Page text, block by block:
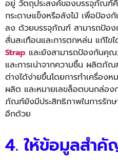
อยู่ วัตถุประสงค์ของบรรจุภัณ
กระดาษแข็งหรือลังไม้ เพื่อป้อง
ลง ด้วยบรรจุภัณฑ์ สามารถป้อง
สั่นสะเทือนและการตกหล่น แก้ไข
Strap และยังสามารถป้องกันคุ
และการเน่าจากความชื้น ผลิตภั
ต่างได้ง่ายขึ้นโดยการทำเครื่อ
ผลิต และหมายเลขล็อตบนกล่อง
ภัณฑ์ยังมีประสิทธิภาพในการรัก
อีกด้วย
4. ให้ข้อมูลสำ